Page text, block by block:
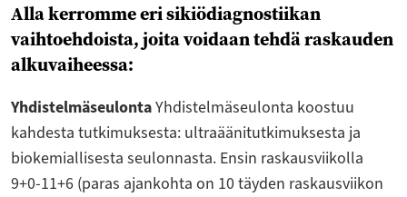
Alla kerromme eri sikiödiagnostiikan
vaihtoehdoista, joita voidaan tehdä raskauden
alkuvaiheessa:
YhdistelmäseulontaYhdistelmäseulonta koostuu
kahdesta tutkimuksesta: ultraäänitutkimuksesta ja
biokemiallisesta seulonnasta. Ensin raskausviikolla
9+0-11+6 (paras ajankohta on 10 täyden raskausviikon